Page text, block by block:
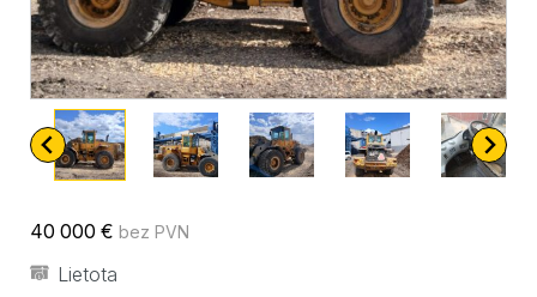
40 000 € bez PVN
Lietota